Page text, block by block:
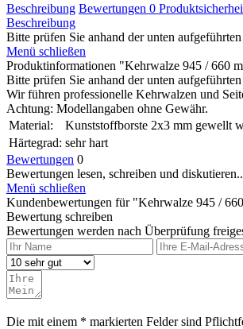
Beschreibung Bewertungen 0
Beschreibung
Bitte prüfen Sie anhand der unten
Menü schließen
Produktinformationen "Kehrwalze 945 / 660
Bitte prüfen Sie anhand der unten
Wir führen professionelle Kehrwalzen und
Achtung: Modellangaben ohne Gewähr.
Material:
Kunststoffborste 2x3 mm gewellt
Härtegrad: sehr hart
Bewertungen 0
Bewertungen lesen, schreiben und
Menü schließen
Kundenbewertungen für "Kehrwalze 945 /
Bewertung schreiben
Bewertungen werden nach Überprüfung
Die mit einem * markierten Felder sind